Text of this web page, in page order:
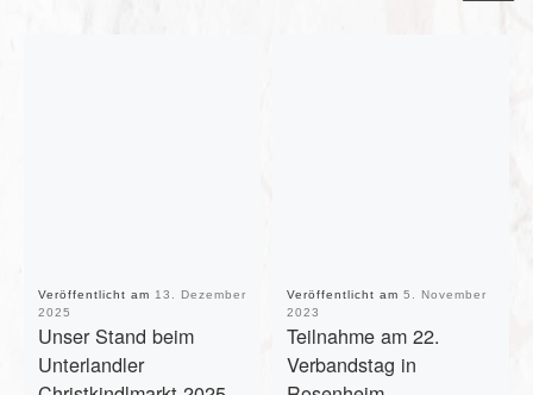
Veröffentlicht am 13. Dezember
2025
Unser Stand beim
Unterlandler
Veröffentlicht am 5. November
2023
Teilnahme am 22.
Verbandstag in